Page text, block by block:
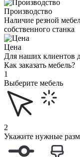
Производство
Наличие резной
собственного станка
Цена
Для наших клиентов
Как заказать мебель?
1
Выберите мебель
2
Укажите нужные